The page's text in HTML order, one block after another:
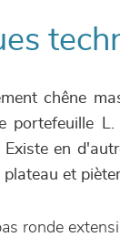
chêne
portefeuille
en
et
ronde